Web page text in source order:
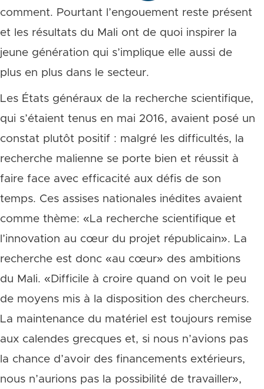
comment. Pourtant l’engouement reste présent
et les résultats du Mali ont de quoi inspirer la
jeune génération qui s’implique elle aussi de
plus en plus dans le secteur.
Les États généraux de la recherche scientifique,
qui s’étaient tenus en mai 2016, avaient posé un
constat plutôt positif : malgré les difficultés, la
recherche malienne se porte bien et réussit à
faire face avec efficacité aux défis de son
temps. Ces assises nationales inédites avaient
comme thème: «La recherche scientifique et
l’innovation au cœur du projet républicain». La
recherche est donc «au cœur» des ambitions
du Mali. «Difficile à croire quand on voit le peu
de moyens mis à la disposition des chercheurs.
La maintenance du matériel est toujours remise
aux calendes grecques et, si nous n’avions pas
la chance d’avoir des financements extérieurs,
nous n’aurions pas la possibilité de travailler»,